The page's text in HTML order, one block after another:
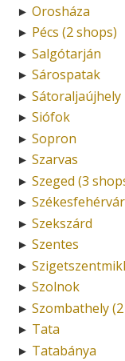
► Orosháza
► Pécs (2 shops)
► Salgótarján
► Sárospatak
► Sátoraljaújhely
► Siófok
► Sopron
► Szarvas
► Szeged (3
►
► Szekszárd
► Szentes
►
► Szolnok
► Szombathely
► Tata
► Tatabánya